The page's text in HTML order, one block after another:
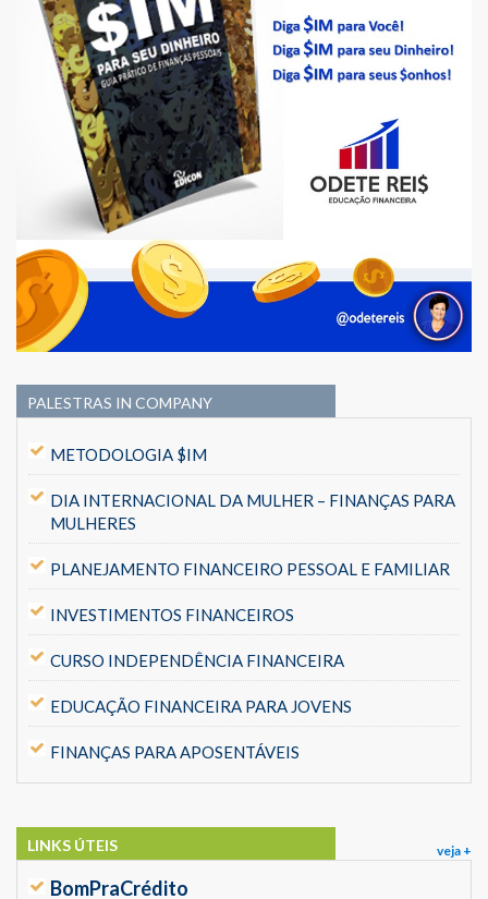
PALESTRAS IN COMPANY
METODOLOGIA $IM
DIA INTERNACIONAL DA MULHER – FINANÇAS PARA
MULHERES
PLANEJAMENTO FINANCEIRO PESSOAL E FAMILIAR
INVESTIMENTOS FINANCEIROS
CURSO INDEPENDÊNCIA FINANCEIRA
EDUCAÇÃO FINANCEIRA PARA JOVENS
FINANÇAS PARA APOSENTÁVEIS
veja +
LINKS ÚTEIS
BomPraCrédito